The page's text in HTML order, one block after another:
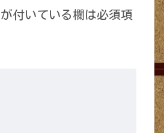
が付いている欄は必須項